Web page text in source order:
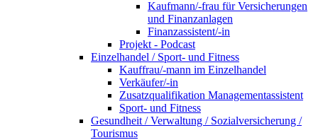
Kaufmann/-frau für Versicherungen
und Finanzanlagen
Finanzassistent/-in
Projekt - Podcast
Einzelhandel / Sport- und Fitness
Kauffrau/-mann im Einzelhandel
Verkäufer/-in
Zusatzqualifikation Managementassistent
Sport- und Fitness
Gesundheit / Verwaltung / Sozialversicherung /
Tourismus